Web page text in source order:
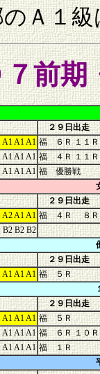
Ａ１
前期
２９日出走
A1 A1 A1 福 ６Ｒ １１Ｒ
A1 A1 福 ４Ｒ １１Ｒ
A1 A1 A1 福 優勝戦
２９日出走
A2 A1 A1 福 ４Ｒ ８Ｒ
B2 B2 B2
２９日出走
A1 A1 A1 福 ５Ｒ
２９日出走
A1 A1 A1 福 ５Ｒ
A1 A1 A1 福 ６Ｒ １０Ｒ
A1 A1 福 １Ｒ